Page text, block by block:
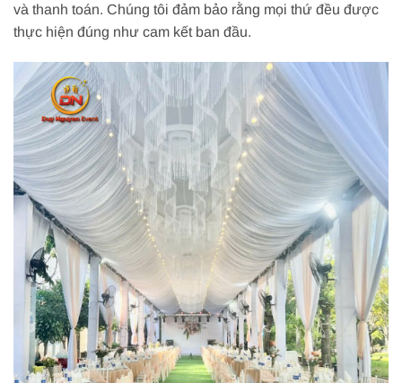
và thanh toán. Chúng tôi đảm bảo rằng mọi thứ đều được
thực hiện đúng như cam kết ban đầu.